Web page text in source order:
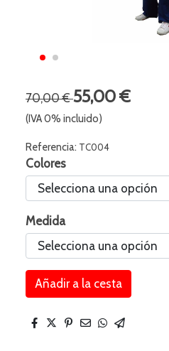
70,00 €55,00 €
(IVA 0% incluido)
Referencia: TC004
Colores
Medida
Añadir a la cesta